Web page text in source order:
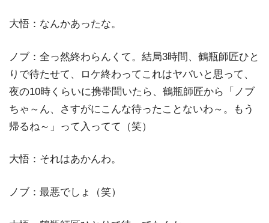
大悟：なんかあったな。
ノブ：全っ然終わらんくて。結局3時間、鶴瓶師匠ひと
りで待たせて、ロケ終わってこれはヤバいと思って、
夜の10時くらいに携帯聞いたら、鶴瓶師匠から「ノブ
ちゃ～ん、さすがにこんな待ったことないわ～。もう
帰るね～」って入ってて（笑）
大悟：それはあかんわ。
ノブ：最悪でしょ（笑）